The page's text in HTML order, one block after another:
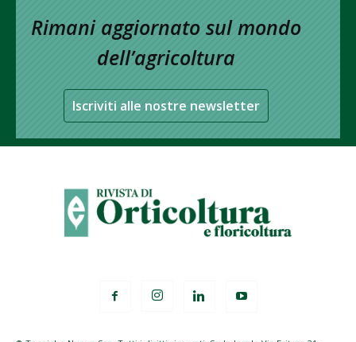
Rimani aggiornato sul mondo
dell’agricoltura
Iscriviti alle nostre newsletter